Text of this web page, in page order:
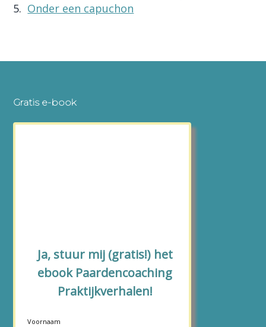
5. Onder een capuchon
Footer
Gratis e-book
Ja, stuur mij (gratis!) het
ebook Paardencoaching
Praktijkverhalen!
Voornaam